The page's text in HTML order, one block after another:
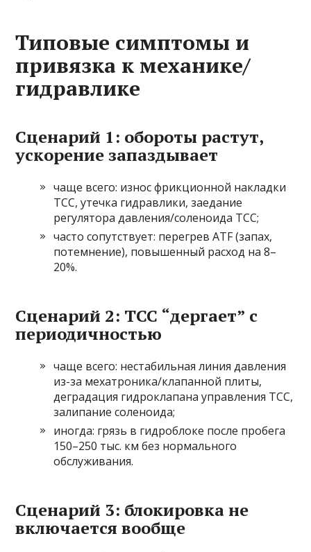
Типовые симптомы и
привязка к механике/
гидравлике
Сценарий 1: обороты растут,
ускорение запаздывает
чаще всего: износ фрикционной накладки
TCC, утечка гидравлики, заедание
регулятора давления/соленоида TCC;
часто сопутствует: перегрев ATF (запах,
потемнение), повышенный расход на 8–
20%.
Сценарий 2: TCC “дергает” с
периодичностью
чаще всего: нестабильная линия давления
из-за мехатроника/клапанной плиты,
деградация гидроклапана управления TCC,
залипание соленоида;
иногда: грязь в гидроблоке после пробега
150–250 тыс. км без нормального
обслуживания.
Сценарий 3: блокировка не
включается вообще